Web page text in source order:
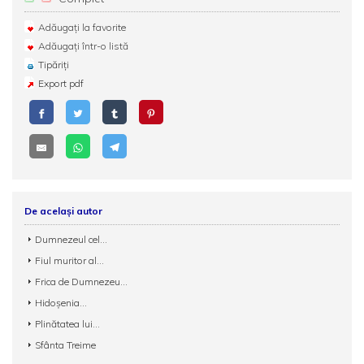
Adăugați la favorite
Adăugați într-o listă
Tipăriți
Export pdf
De același autor
Dumnezeul cel...
Fiul muritor al...
Frica de Dumnezeu...
Hidoșenia...
Plinătatea lui...
Sfânta Treime